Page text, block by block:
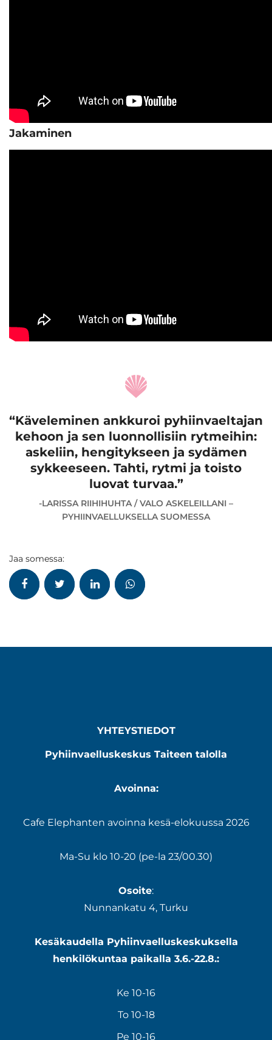
Jakaminen
Käveleminen ankkuroi pyhiinvaeltajan
kehoon ja sen luonnollisiin rytmeihin:
askeliin, hengitykseen ja sydämen
sykkeeseen. Tahti, rytmi ja toisto
luovat turvaa.
-LARISSA RIIHIHUHTA / VALO ASKELEILLANI –
PYHIINVAELLUKSELLA SUOMESSA
Jaa somessa:
YHTEYSTIEDOT
Pyhiinvaelluskeskus Taiteen talolla
Avoinna:
Cafe Elephanten avoinna kesä-elokuussa 2026
Ma-Su klo 10-20 (pe-la 23/00.30)
Osoite:
Nunnankatu 4, Turku
Kesäkaudella Pyhiinvaelluskeskuksella
henkilökuntaa paikalla 3.6.-22.8.:
Ke 10-16
To 10-18
Pe 10-16